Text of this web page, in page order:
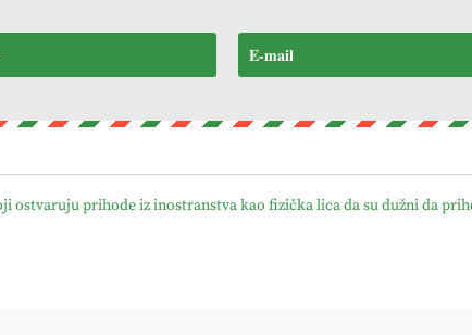
ostvaruju prihode iz inostranstva kao fizička lica da su dužni da